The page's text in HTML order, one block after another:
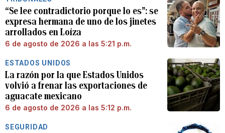
“Se lee contradictorio porque lo es”: se
expresa hermana de uno de los jinetes
arrollados en Loíza
6 de agosto de 2026 a las 5:21 p.m.
ESTADOS UNIDOS
La razón por la que Estados Unidos
volvió a frenar las exportaciones de
aguacate mexicano
6 de agosto de 2026 a las 5:12 p.m.
SEGURIDAD